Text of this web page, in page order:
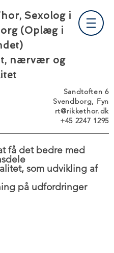
Sexolog i
(Oplæg i
nærvær og
Sandtoften 6
Svendborg, Fyn
rt@rikkethor.dk
+45 2247 1295
få det bedre med
som udvikling af
på udfordringer